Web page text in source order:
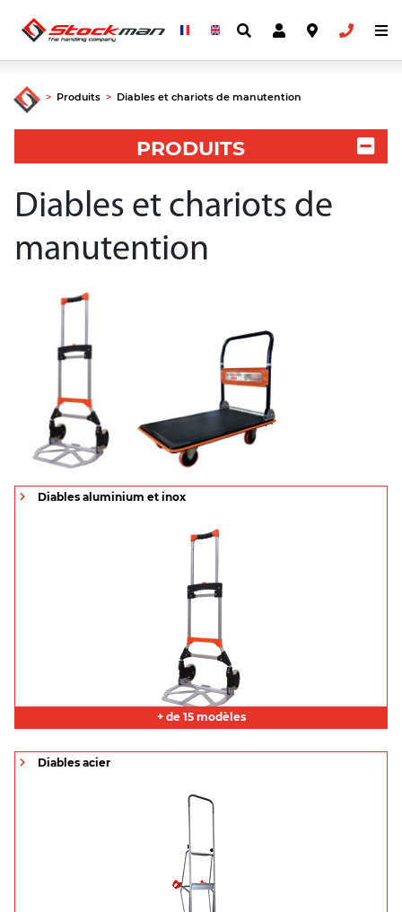
> Produits > Diables et chariots de manutention
PRODUITS
Diables et chariots de
manutention
Diables aluminium et inox
+ de 15 modèles
Diables acier